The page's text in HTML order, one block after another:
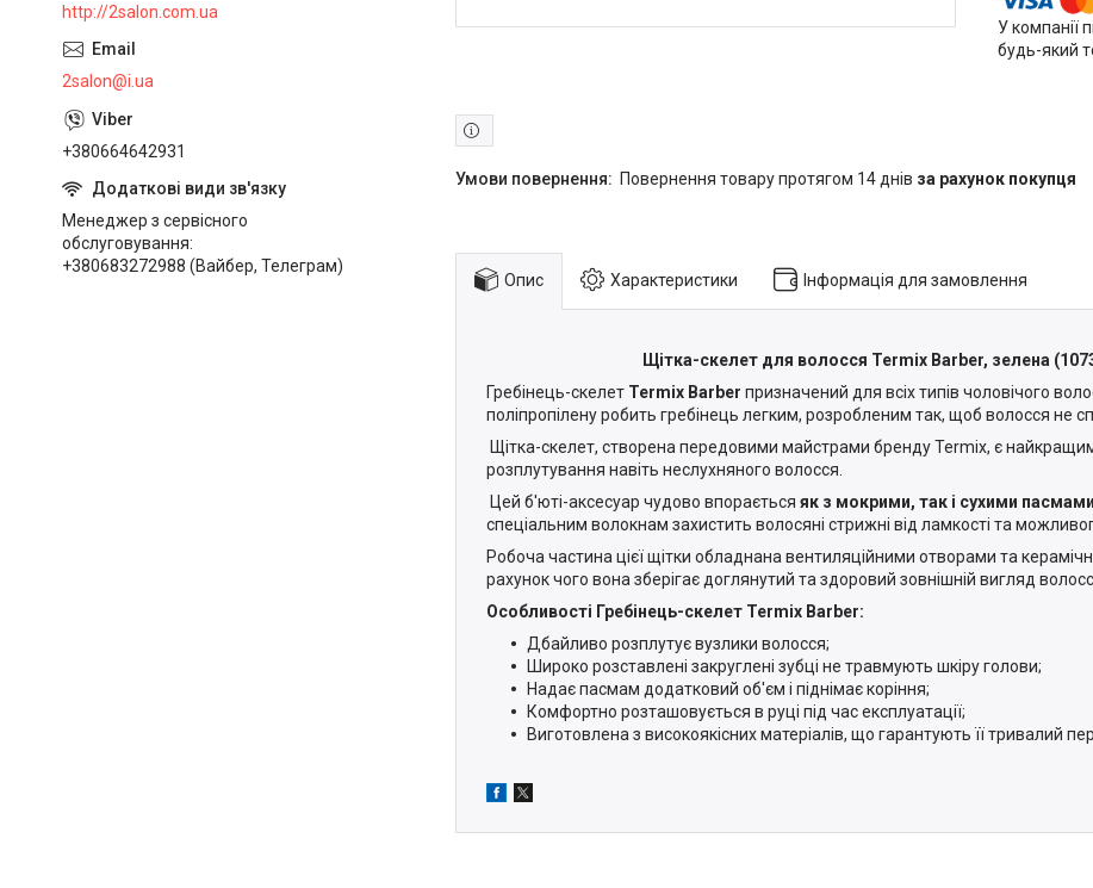
У компанії
будь-який
повернення товару протягом 14 днів за рахунок покупця
Опис Характеристики Інформація для замовлення
Щітка-скелет для волосся Termix Barber, зелена
Гребінець-скелет Termix Barber призначений для всіх типів чоловічого
поліпропілену робить гребінець легким, розробленим так, щоб волосся не
Щітка-скелет, створена передовими майстрами бренду Termix, є
розплутування навіть неслухняного волосся.
Цей б'юті-аксесуар чудово впорається як з мокрими, так і сухими пасмами
спеціальним волокнам захистить волосяні стрижні від ламкості та
Робоча частина цієї щітки обладнана вентиляційними отворами та
рахунок чого вона зберігає доглянутий та здоровий зовнішній вигляд
Особливості Гребінець-скелет Termix Barber:
Дбайливо розплутує вузлики волосся;
Широко розставлені закруглені зубці не травмують шкіру голови;
Надає пасмам додатковий об'єм і піднімає коріння;
Комфортно розташовується в руці під час експлуатації;
Виготовлена з високоякісних матеріалів, що гарантують її тривалий
http://2salon.com.ua
2salon@i.ua
+380664642931
Менеджер з сервісного
обслуговування
+380683272988 (Вайбер, Телеграм)